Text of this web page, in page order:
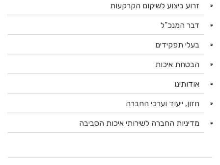
זרוע ביצוע לשיקום הקרקעות
דבר המנכ”ל
בעלי תפקידים
הבטחת איכות
אודותינו
חזון, ייעוד וערכי החברה
מדיניות החברה לשירותי איכות הסביבה